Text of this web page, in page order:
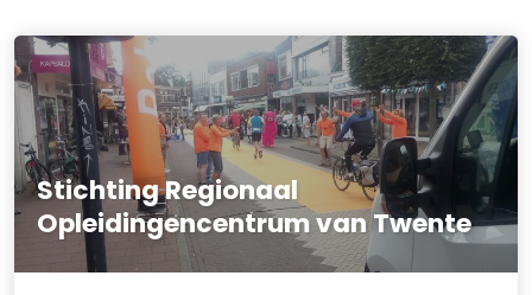
Stichting Regionaal
Opleidingencentrum van Twente